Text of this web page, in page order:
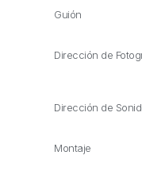
Guión
Dirección de
Dirección de
Montaje